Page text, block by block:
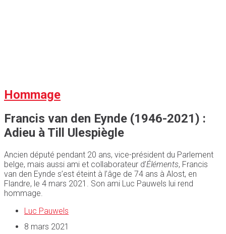
Hommage
Francis van den Eynde (1946-2021) :
Adieu à Till Ulespiègle
Ancien député pendant 20 ans, vice-président du Parlement
belge, mais aussi ami et collaborateur d’Éléments, Francis
van den Eynde s’est éteint à l’âge de 74 ans à Alost, en
Flandre, le 4 mars 2021. Son ami Luc Pauwels lui rend
hommage.
Luc Pauwels
8 mars 2021